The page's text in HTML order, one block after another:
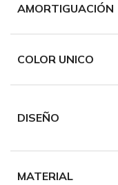
AMORTIGUACIÓN
COLOR UNICO
DISEÑO
MATERIAL